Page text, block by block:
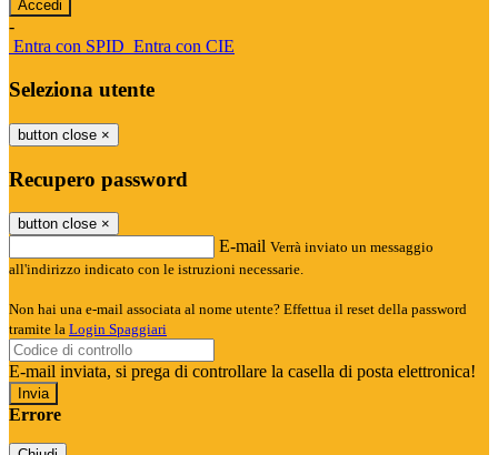
-
Entra con SPID Entra con CIE
Seleziona utente
button close ×
Recupero password
button close ×
E-mail Verrà inviato un messaggio
all'indirizzo indicato con le istruzioni necessarie.
Non hai una e-mail associata al nome utente? Effettua il reset della password
tramite la Login Spaggiari
E-mail inviata, si prega di controllare la casella di posta elettronica!
Errore